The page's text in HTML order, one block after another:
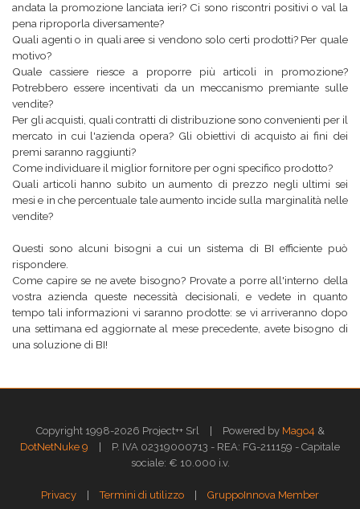
andata la promozione lanciata ieri? Ci sono riscontri positivi o val la
pena riproporla diversamente?
Quali agenti o in quali aree si vendono solo certi prodotti? Per quale
motivo?
Quale cassiere riesce a proporre più articoli in promozione?
Potrebbero essere incentivati da un meccanismo premiante sulle
vendite?
Per gli acquisti, quali contratti di distribuzione sono convenienti per il
mercato in cui l'azienda opera? Gli obiettivi di acquisto ai fini dei
premi saranno raggiunti?
Come individuare il miglior fornitore per ogni specifico prodotto?
Quali articoli hanno subito un aumento di prezzo negli ultimi sei
mesi e in che percentuale tale aumento incide sulla marginalità nelle
vendite?
Questi sono alcuni bisogni a cui un sistema di BI efficiente può
rispondere.
Come capire se ne avete bisogno? Provate a porre all'interno della
vostra azienda queste necessità decisionali, e vedete in quanto
tempo tali informazioni vi saranno prodotte: se vi arriveranno dopo
una settimana ed aggiornate al mese precedente, avete bisogno di
una soluzione di BI!
Copyright 1998-2026 Project++ Srl | Powered by Mago4 &
DotNetNuke 9
|
P. IVA 02319000713 - REA: FG-211159 - Capitale
sociale: € 10.000 i.v.
Privacy | Termini di utilizzo | GruppoInnova Member